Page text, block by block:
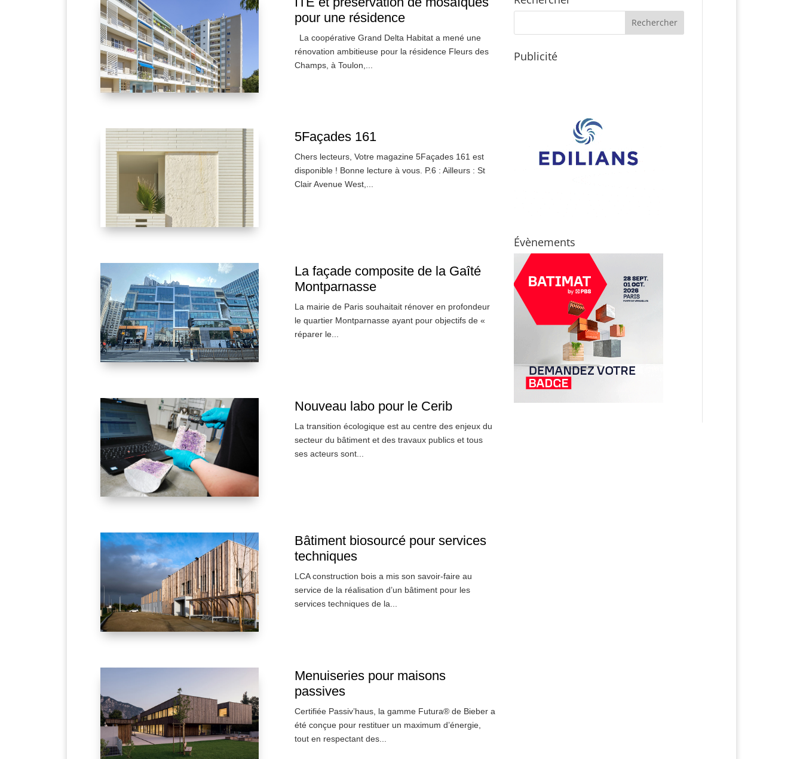
pour une résidence
La coopérative Grand Delta Habitat a mené une
rénovation ambitieuse pour la résidence Fleurs des
Champs, à Toulon,...
5Façades 161
Chers lecteurs, Votre magazine 5Façades 161 est
disponible ! Bonne lecture à vous. P.6 : Ailleurs : St
Clair Avenue West,...
La façade composite de la Gaîté
Montparnasse
La mairie de Paris souhaitait rénover en profondeur
le quartier Montparnasse ayant pour objectifs de «
réparer le...
Nouveau labo pour le Cerib
La transition écologique est au centre des enjeux du
secteur du bâtiment et des travaux publics et tous
ses acteurs sont...
Bâtiment biosourcé pour services
techniques
LCA construction bois a mis son savoir-faire au
service de la réalisation d’un bâtiment pour les
services techniques de la...
Menuiseries pour maisons
passives
Certifiée Passiv’haus, la gamme Futura® de Bieber a
été conçue pour restituer un maximum d’énergie,
tout en respectant des...
Publicité
Évènements